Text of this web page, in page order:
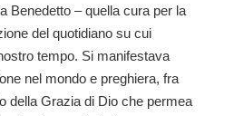
Benedetto – quella cura per la
del quotidiano su cui
tempo. Si manifestava
nel mondo e preghiera, fra
della Grazia di Dio che permea